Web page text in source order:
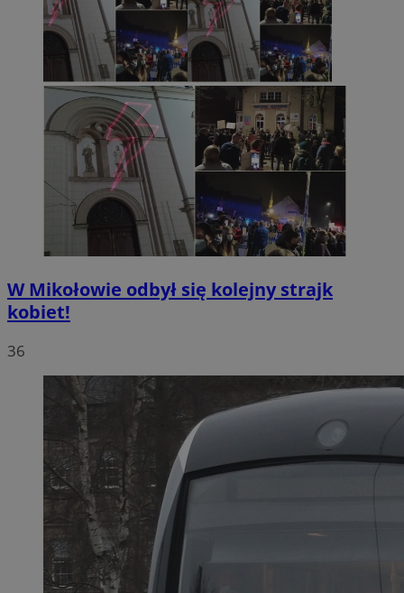
W Mikołowie odbył się kolejny strajk
kobiet!
36